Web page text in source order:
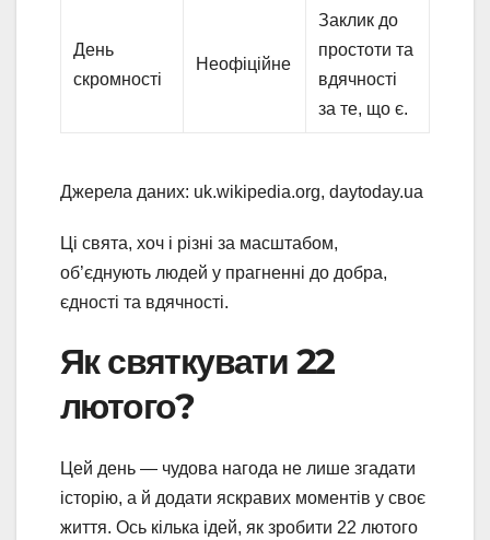
День
скромності
Неофіційне
Заклик до
простоти та
вдячності
за те, що є.
Джерела даних: uk.wikipedia.org, daytoday.ua
Ці свята, хоч і різні за масштабом,
об’єднують людей у прагненні до добра,
єдності та вдячності.
Як святкувати 22
лютого?
Цей день — чудова нагода не лише згадати
історію, а й додати яскравих моментів у своє
життя. Ось кілька ідей, як зробити 22 лютого